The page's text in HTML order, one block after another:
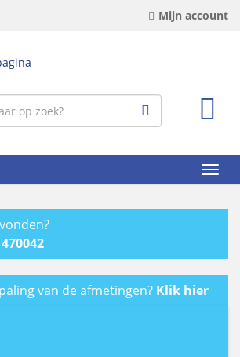
Mijn account
van de afmetingen? Klik hier